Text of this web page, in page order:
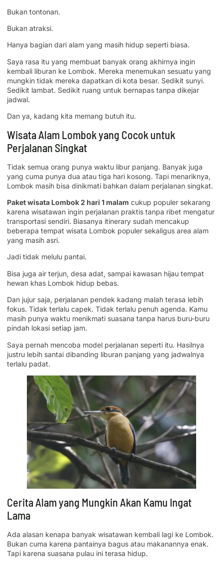
Bukan tontonan.
Bukan atraksi.
Hanya bagian dari alam yang masih hidup seperti biasa.
Saya rasa itu yang membuat banyak orang akhirnya ingin
kembali liburan ke Lombok. Mereka menemukan sesuatu yang
mungkin tidak mereka dapatkan di kota besar. Sedikit sunyi.
Sedikit lambat. Sedikit ruang untuk bernapas tanpa dikejar
jadwal.
Dan ya, kadang kita memang butuh itu.
Wisata Alam Lombok yang Cocok untuk
Perjalanan Singkat
Tidak semua orang punya waktu libur panjang. Banyak juga
yang cuma punya dua atau tiga hari kosong. Tapi menariknya,
Lombok masih bisa dinikmati bahkan dalam perjalanan singkat.
Paket wisata Lombok 2 hari 1 malam cukup populer sekarang
karena wisatawan ingin perjalanan praktis tanpa ribet mengatur
transportasi sendiri. Biasanya itinerary sudah mencakup
beberapa tempat wisata Lombok populer sekaligus area alam
yang masih asri.
Jadi tidak melulu pantai.
Bisa juga air terjun, desa adat, sampai kawasan hijau tempat
hewan khas Lombok hidup bebas.
Dan jujur saja, perjalanan pendek kadang malah terasa lebih
fokus. Tidak terlalu capek. Tidak terlalu penuh agenda. Kamu
masih punya waktu menikmati suasana tanpa harus buru-buru
pindah lokasi setiap jam.
Saya pernah mencoba model perjalanan seperti itu. Hasilnya
justru lebih santai dibanding liburan panjang yang jadwalnya
terlalu padat.
Cerita Alam yang Mungkin Akan Kamu Ingat
Lama
Ada alasan kenapa banyak wisatawan kembali lagi ke Lombok.
Bukan cuma karena pantainya bagus atau makanannya enak.
Tapi karena suasana pulau ini terasa hidup.